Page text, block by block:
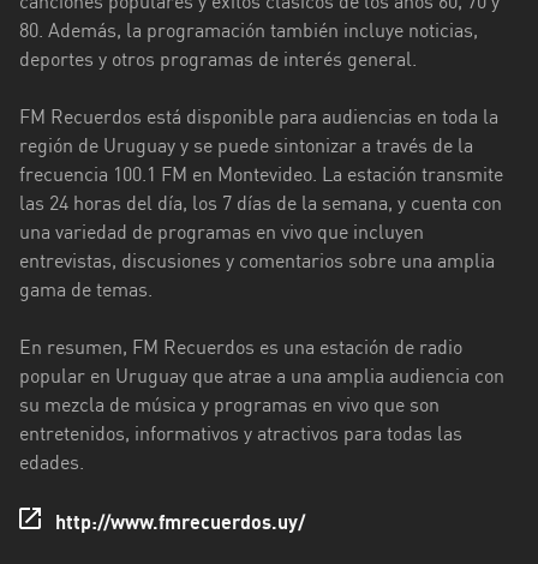
Florida
Paz
Maldonado
Montevideo
Paysandú
Rocha
Salto
San
Soriano
80. Además, la programación también incluye noticias,
deportes y otros programas de interés general.
FM Recuerdos está disponible para audiencias en toda la
región de Uruguay y se puede sintonizar a través de la
frecuencia 100.1 FM en Montevideo. La estación transmite
las 24 horas del día, los 7 días de la semana, y cuenta con
una variedad de programas en vivo que incluyen
entrevistas, discusiones y comentarios sobre una amplia
gama de temas.
En resumen, FM Recuerdos es una estación de radio
popular en Uruguay que atrae a una amplia audiencia con
su mezcla de música y programas en vivo que son
entretenidos, informativos y atractivos para todas las
edades.
http://www.fmrecuerdos.uy/